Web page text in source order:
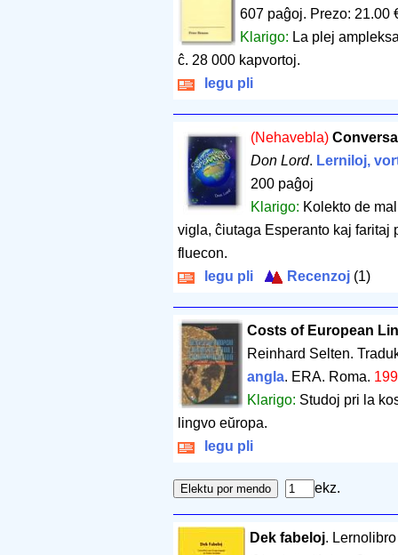
607 paĝoj. Prezo: 21.00
Klarigo: La plej
ĉ. 28 000 kapvortoj.
legu pli
(Nehavebla)
Don Lord. Lerniloj,
200 paĝoj
Klarigo: Kolekto de
vigla, ĉiutaga Esperanto kaj
fluecon.
legu pli
Recenzoj (1)
Costs of European
Reinhard Selten.
angla. ERA. Roma.
Klarigo: Studoj pri la
lingvo eŭropa.
legu pli
ekz.
Dek fabeloj.